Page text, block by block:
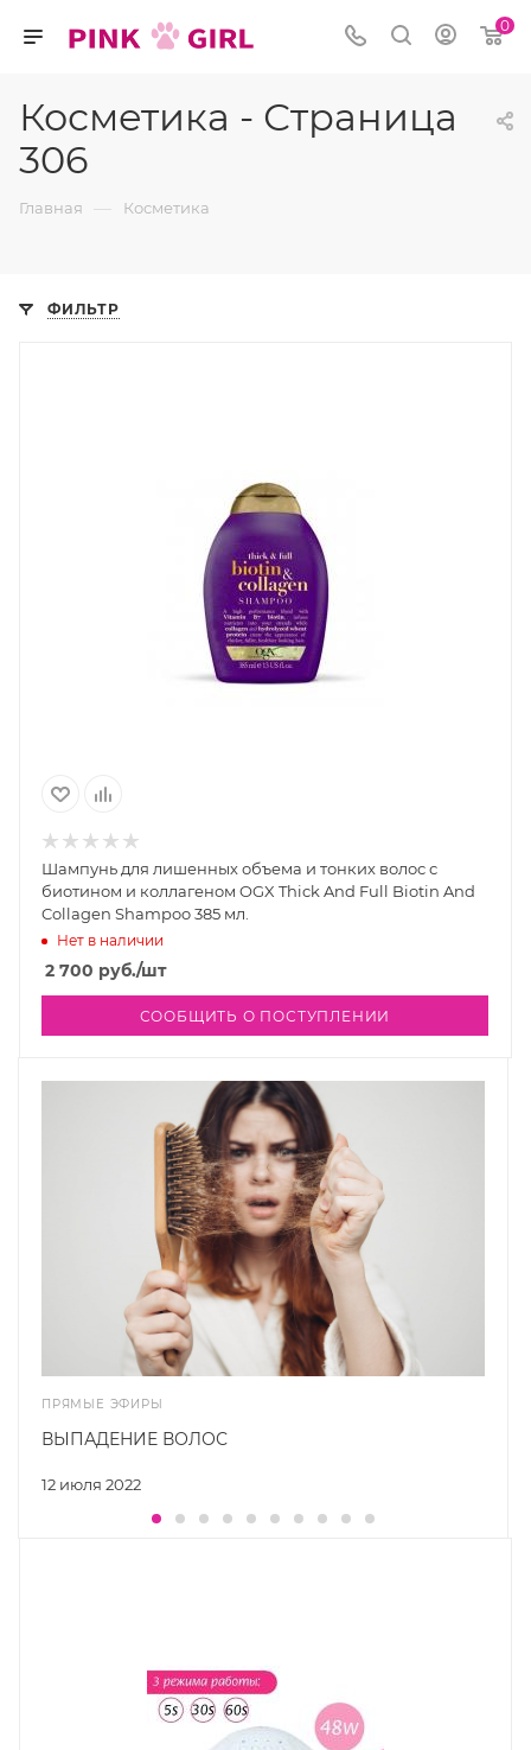
0
Косметика - Страница
306
Главная — Косметика
ФИЛЬТР
Шампунь для лишенных объема и тонких волос с
биотином и коллагеном OGX Thick And Full Biotin And
Collagen Shampoo 385 мл.
Нет в наличии
2 700 руб./шт
СООБЩИТЬ О ПОСТУПЛЕНИИ
ПРЯМЫЕ ЭФИРЫ
12 июля 2022
ВЫПАДЕНИЕ ВОЛОС